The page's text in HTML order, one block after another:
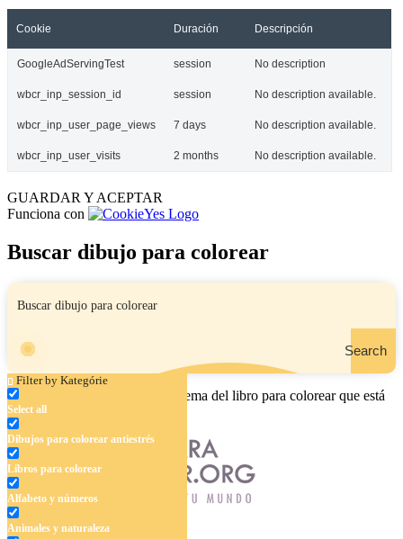
Cookie Duración Descripción
GoogleAdServingTest session No description
wbcr_inp_session_id session No description available.
wbcr_inp_user_page_views 7 days No description available.
wbcr_inp_user_visits 2 months No description available.
GUARDAR Y ACEPTAR
Funciona con
Buscar dibujo para colorear
Search
Filter by Kategórie
Select all
Dibujos para colorear antiestrés
Libros para colorear
Alfabeto y números
Animales y naturaleza
Ingrese el nombre, el área o el tema del libro para colorear que está
buscando.